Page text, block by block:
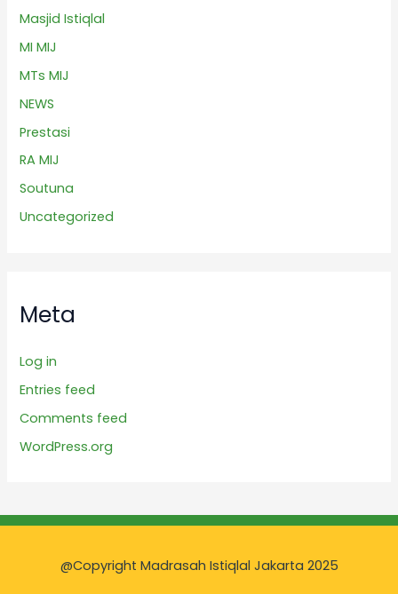
Masjid Istiqlal
MI MIJ
MTs MIJ
NEWS
Prestasi
RA MIJ
Soutuna
Uncategorized
Meta
Log in
Entries feed
Comments feed
WordPress.org
@Copyright Madrasah Istiqlal Jakarta 2025